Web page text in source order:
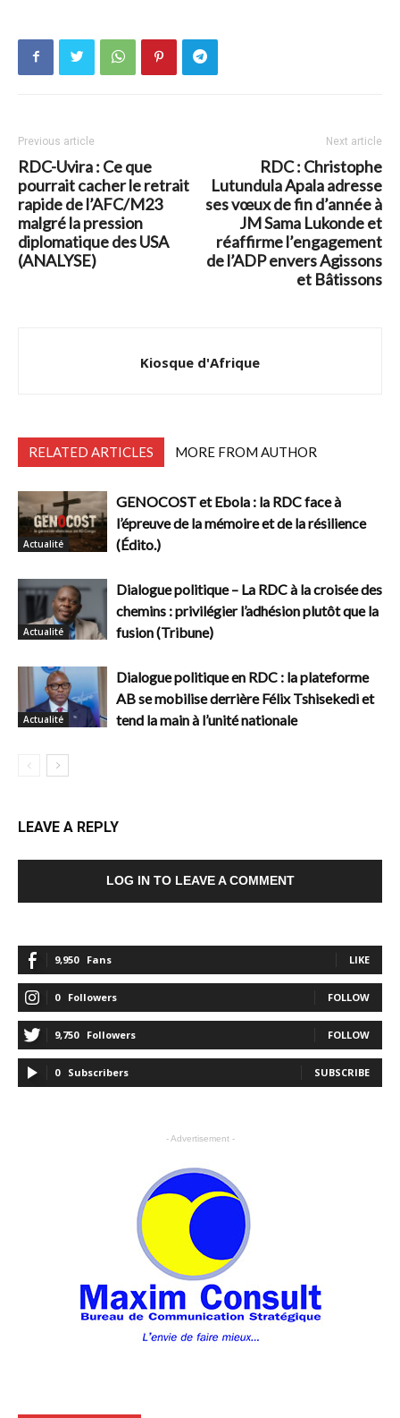
Previous article
RDC-Uvira : Ce que
pourrait cacher le retrait
rapide de l’AFC/M23
malgré la pression
diplomatique des USA
(ANALYSE)
Next article
RDC : Christophe
Lutundula Apala adresse
ses vœux de fin d’année à
JM Sama Lukonde et
réaffirme l’engagement
de l’ADP envers Agissons
et Bâtissons
Kiosque d'Afrique
RELATED ARTICLES MORE FROM AUTHOR
Actualité
GENOCOST et Ebola : la RDC face à
l’épreuve de la mémoire et de la résilience
(Édito.)
Actualité
Dialogue politique – La RDC à la croisée des
chemins : privilégier l’adhésion plutôt que la
fusion (Tribune)
Actualité
Dialogue politique en RDC : la plateforme
AB se mobilise derrière Félix Tshisekedi et
tend la main à l’unité nationale
LEAVE A REPLY
LOG IN TO LEAVE A COMMENT
9,950 Fans LIKE
0 Followers FOLLOW
9,750 Followers FOLLOW
0 Subscribers SUBSCRIBE
- Advertisement -